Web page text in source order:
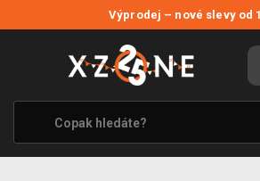
Výprodej – nové slevy od
VÝPRODEJ
VIDEOHRY
XZONE ORIGINALS
TÉMATIKY